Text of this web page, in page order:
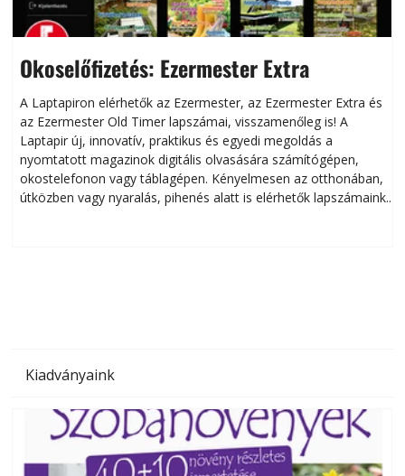
Okoselőfizetés: Ezermester Extra
A Laptapiron elérhetők az Ezermester, az Ezermester Extra és
az Ezermester Old Timer lapszámai, visszamenőleg is! A
Laptapir új, innovatív, praktikus és egyedi megoldás a
nyomtatott magazinok digitális olvasására számítógépen,
okostelefonon vagy táblagépen. Kényelmesen az otthonában,
útközben vagy nyaralás, pihenés alatt is elérhetők lapszámaink.
Kiadványaink